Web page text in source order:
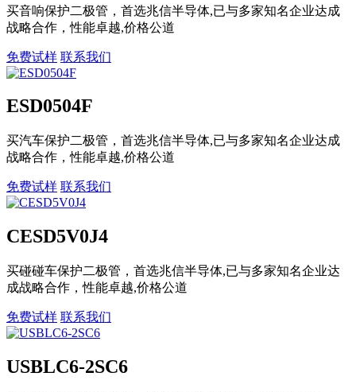
买音响保护二极管，首选兆信半导体,已与多家知名企业达成
战略合作，性能卓越,价格公道
免费试样 联系我们
ESD0504F
买汽车保护二极管，首选兆信半导体,已与多家知名企业达成
战略合作，性能卓越,价格公道
免费试样 联系我们
CESD5V0J4
买碰碰车保护二极管，首选兆信半导体,已与多家知名企业达
成战略合作，性能卓越,价格公道
免费试样 联系我们
USBLC6-2SC6